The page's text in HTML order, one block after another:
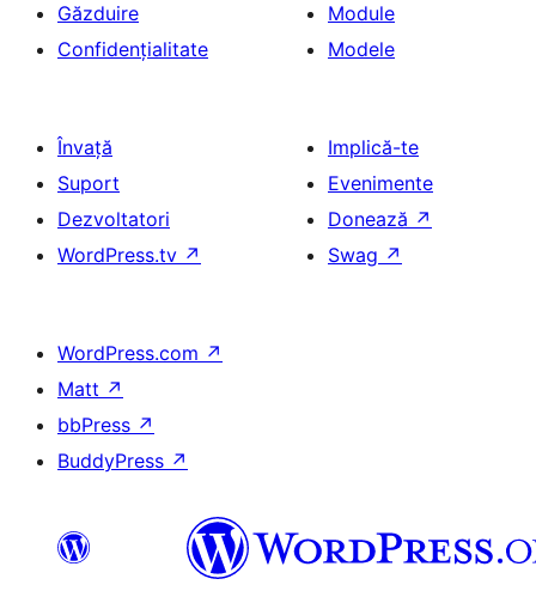
Găzduire
Confidențialitate
Module
Modele
Învață
Suport
Dezvoltatori
WordPress.tv ↗
Implică-te
Evenimente
Donează ↗
Swag ↗
WordPress.com ↗
Matt ↗
bbPress ↗
BuddyPress ↗